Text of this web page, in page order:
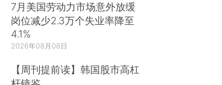
7月美国劳动力市场意外放缓
岗位减少2.3万个失业率降至
4.1%
2026年08月08日
【周刊提前读】韩国股市高杠